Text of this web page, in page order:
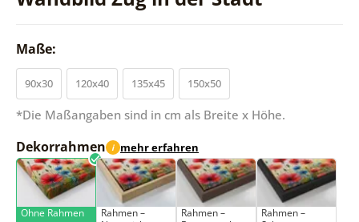
Maße:
90x30 120x40 135x45 150x50
*Die Maßangaben sind in cm als Breite x Höhe.
Dekorrahmen i mehr erfahren
Ohne Rahmen
Rahmen –
Rahmen –
Rahmen –